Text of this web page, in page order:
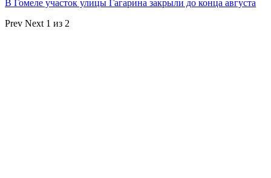
В Гомеле участок улицы Гагарина закрыли до конца августа
Prev Next 1 из 2